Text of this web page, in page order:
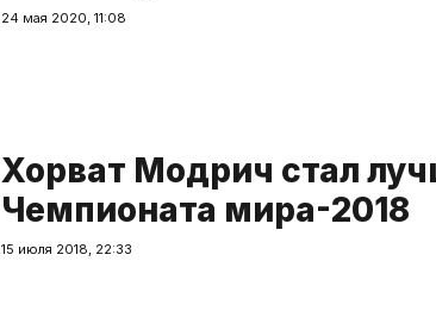
24 мая 2020, 11:08
Хорват Модрич стал
Чемпионата мира-2018
15 июля 2018, 22:33